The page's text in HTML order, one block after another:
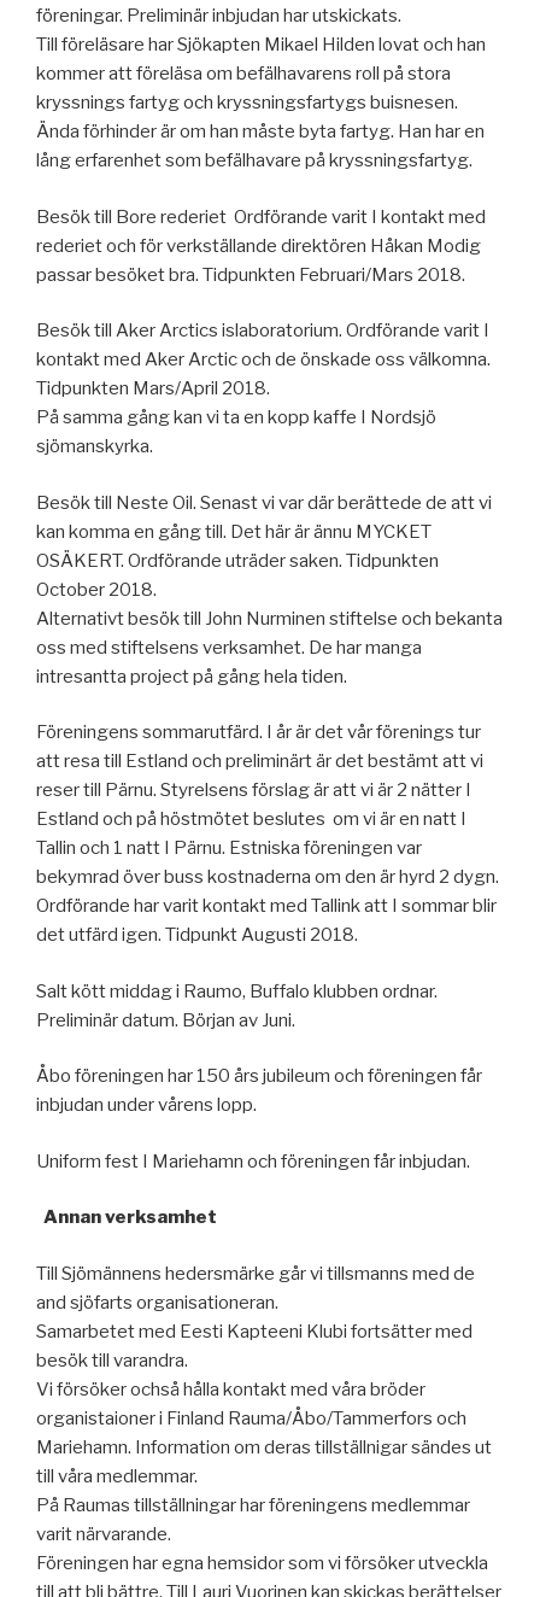
föreningar. Preliminär inbjudan har utskickats.
Till föreläsare har Sjökapten Mikael Hilden lovat och han
kommer att föreläsa om befälhavarens roll på stora
kryssnings fartyg och kryssningsfartygs buisnesen.
Ända förhinder är om han måste byta fartyg. Han har en
lång erfarenhet som befälhavare på kryssningsfartyg.
Besök till Bore rederiet Ordförande varit I kontakt med
rederiet och för verkställande direktören Håkan Modig
passar besöket bra. Tidpunkten Februari/Mars 2018.
Besök till Aker Arctics islaboratorium. Ordförande varit I
kontakt med Aker Arctic och de önskade oss välkomna.
Tidpunkten Mars/April 2018.
På samma gång kan vi ta en kopp kaffe I Nordsjö
sjömanskyrka.
Besök till Neste Oil. Senast vi var där berättede de att vi
kan komma en gång till. Det här är ännu MYCKET
OSÄKERT. Ordförande uträder saken. Tidpunkten
October 2018.
Alternativt besök till John Nurminen stiftelse och bekanta
oss med stiftelsens verksamhet. De har manga
intresantta project på gång hela tiden.
Föreningens sommarutfärd. I år är det vår förenings tur
att resa till Estland och preliminärt är det bestämt att vi
reser till Pärnu. Styrelsens förslag är att vi är 2 nätter I
Estland och på höstmötet beslutes om vi är en natt I
Tallin och 1 natt I Pärnu. Estniska föreningen var
bekymrad över buss kostnaderna om den är hyrd 2 dygn.
Ordförande har varit kontakt med Tallink att I sommar blir
det utfärd igen. Tidpunkt Augusti 2018.
Salt kött middag i Raumo, Buffalo klubben ordnar.
Preliminär datum. Början av Juni.
Åbo föreningen har 150 års jubileum och föreningen får
inbjudan under vårens lopp.
Uniform fest I Mariehamn och föreningen får inbjudan.
Annan verksamhet
Till Sjömännens hedersmärke går vi tillsmanns med de
and sjöfarts organisationeran.
Samarbetet med Eesti Kapteeni Klubi fortsätter med
besök till varandra.
Vi försöker ochså hålla kontakt med våra bröder
organistaioner i Finland Rauma/Åbo/Tammerfors och
Mariehamn. Information om deras tillställnigar sändes ut
till våra medlemmar.
På Raumas tillställningar har föreningens medlemmar
varit närvarande.
Föreningen har egna hemsidor som vi försöker utveckla
till att bli bättre. Till Lauri Vuorinen kan skickas berättelser